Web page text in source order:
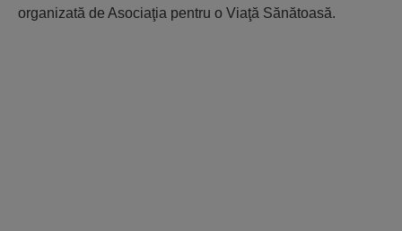
organizată de Asociaţia pentru o Viaţă Sănătoasă.